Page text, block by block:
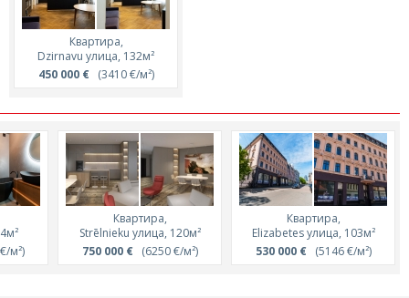
Квартира,
Dzirnavu улица, 132м²
450 000 €(3410 €/м²)
м²)
Квартира,
Strēlnieku улица, 120м²
750 000 €(6250 €/м²)
Квартира,
Elizabetes улица, 103м²
530 000 €(5146 €/м²)